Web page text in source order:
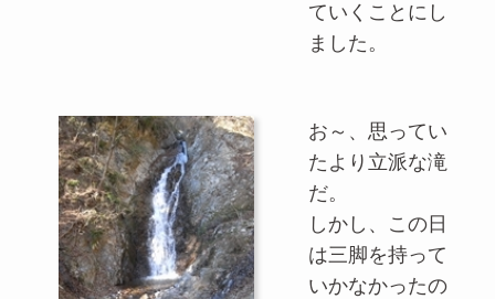
ていくことにし
ました。
お～、思ってい
たより立派な滝
だ。
しかし、この日
は三脚を持って
いかなかったの